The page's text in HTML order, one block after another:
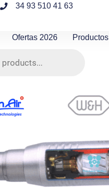
34 93 510 41 63
Ofertas 2026 Productos